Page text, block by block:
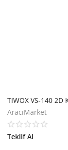
AracıMarket
Teklif Al